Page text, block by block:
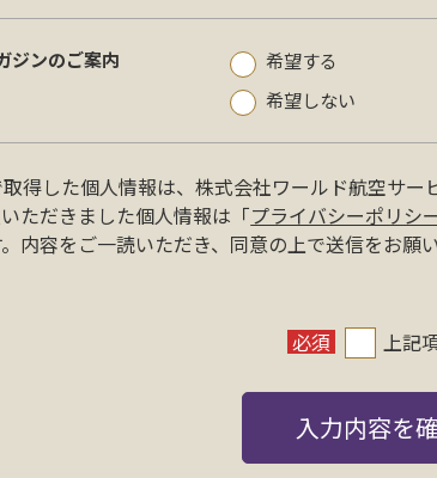
ジンのご案内
希望する
希望しない
得した個人情報は、株式会社ワールド航空サ
ただきました個人情報は「プライバシーポリシ
内容をご一読いただき、同意の上で送信をお願い
必須 上記
入力内容を